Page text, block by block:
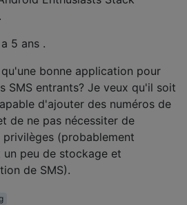
5 ans .
bonne application pour
SMS entrants? Je veux qu'il soit
d'ajouter des numéros de
de ne pas nécessiter de
privilèges (probablement
un peu de stockage et
de SMS).